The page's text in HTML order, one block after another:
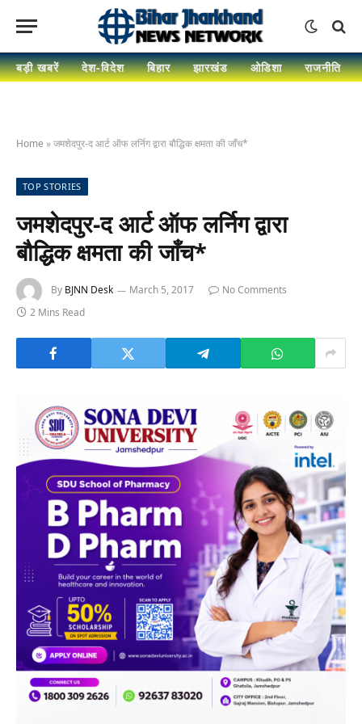
बड़ी खबरें देश-विदेश बिहार झारखंड ओडिशा राजनीति
Home »जमशेदपुर-द आर्ट ऑफ लर्निग द्वारा बौद्धिक क्षमता की जाँच*
TOP STORIES
जमशेदपुर-द आर्ट ऑफ लर्निग द्वारा
बौद्धिक क्षमता की जाँच*
By BJNN Desk March 5, 2017
No Comments
2 Mins Read